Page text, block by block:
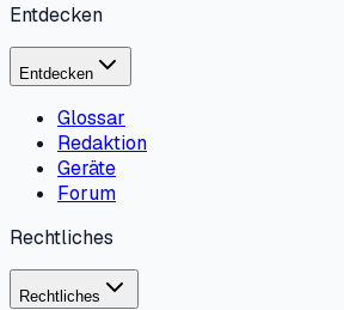
Entdecken
Entdecken
Glossar
Redaktion
Geräte
Forum
Rechtliches
Rechtliches